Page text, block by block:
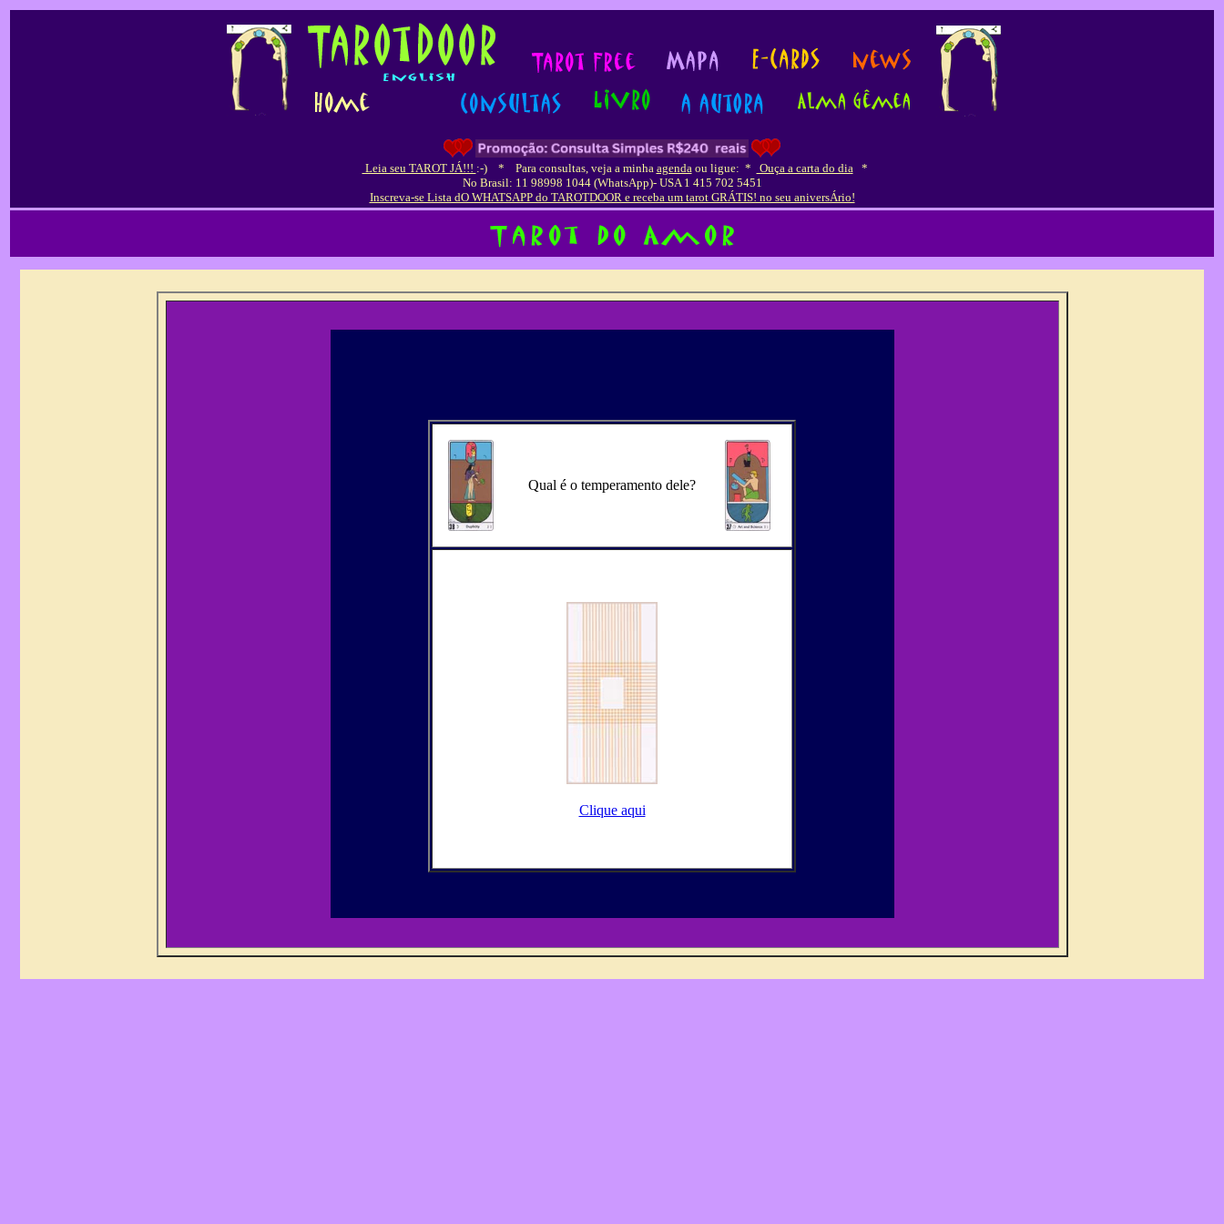
Leia seu TAROT JÁ!!! :-) * Para consultas, veja a minha agendaou ligue: * Ouça a carta do dia
*
No Brasil: 11 98998 1044 (WhatsApp)- USA 1 415 702 5451
Inscreva-se Lista dO WHATSAPP do TAROTDOOR e receba um tarot GRÁTIS! no seu aniversÁrio!
Qual é o temperamento dele?
Clique aqui